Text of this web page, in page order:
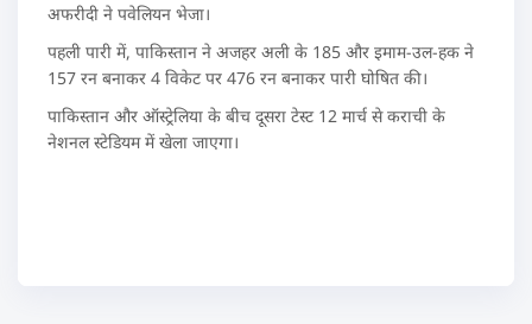
अफरीदी ने पवेलियन भेजा।
पहली पारी में, पाकिस्तान ने अजहर अली के 185 और इमाम-उल-हक ने
157 रन बनाकर 4 विकेट पर 476 रन बनाकर पारी घोषित की।
पाकिस्तान और ऑस्ट्रेलिया के बीच दूसरा टेस्ट 12 मार्च से कराची के
नेशनल स्टेडियम में खेला जाएगा।